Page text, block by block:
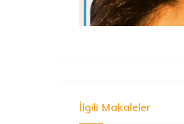
İlgili Makaleler